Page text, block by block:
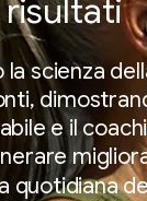
scienza
e il
quotidiana